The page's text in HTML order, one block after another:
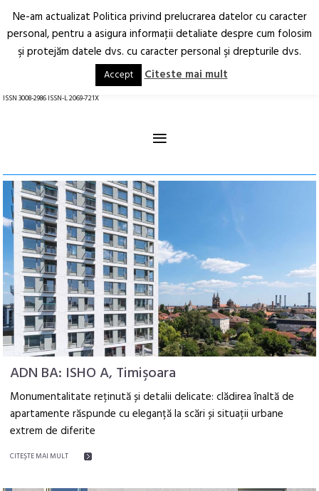
Arhitectură.
Oraș.
RO EN
ISSN 3008-2986 ISSN-L 2069-721X
≡
ADN BA: ISHO A, Timişoara
Monumentalitate reținută și detalii delicate: clădirea înaltă de
apartamente răspunde cu eleganță la scări și situații urbane
extrem de diferite
CITEŞTE MAI MULT
Ne-am actualizat Politica privind prelucrarea datelor cu caracter
personal, pentru a asigura informaţii detaliate despre cum folosim
şi protejăm datele dvs. cu caracter personal şi drepturile dvs.
Accept Citeste mai mult